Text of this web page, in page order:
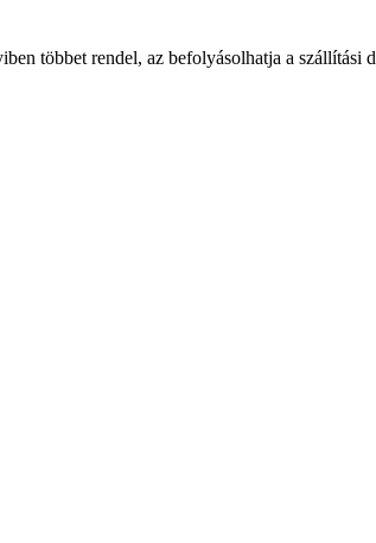
többet rendel, az befolyásolhatja a szállítási